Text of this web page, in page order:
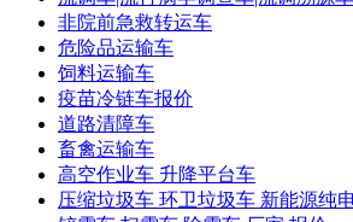
非院前急救转运车
危险品运输车
饲料运输车
疫苗冷链车报价
道路清障车
畜禽运输车
高空作业车 升降平台车
压缩垃圾车 环卫垃圾车 新能源纯